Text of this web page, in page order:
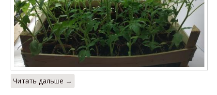
Читать дальше →